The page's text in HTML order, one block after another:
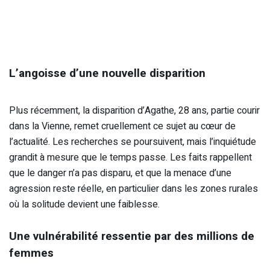
L’angoisse d’une nouvelle disparition
Plus récemment, la disparition d’Agathe, 28 ans, partie courir
dans la Vienne, remet cruellement ce sujet au cœur de
l’actualité. Les recherches se poursuivent, mais l’inquiétude
grandit à mesure que le temps passe. Les faits rappellent
que le danger n’a pas disparu, et que la menace d’une
agression reste réelle, en particulier dans les zones rurales
où la solitude devient une faiblesse.
Une vulnérabilité ressentie par des millions de
femmes